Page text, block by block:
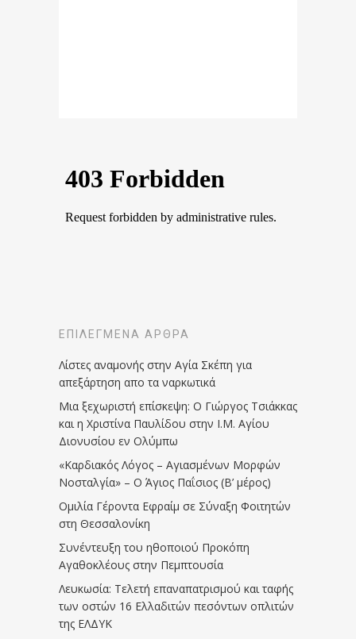
ΕΠΙΛΕΓΜΈΝΑ ΆΡΘΡΑ
Λίστες αναμονής στην Αγία Σκέπη για
απεξάρτηση απο τα ναρκωτικά
Μια ξεχωριστή επίσκεψη: Ο Γιώργος Τσιάκκας
και η Χριστίνα Παυλίδου στην Ι.Μ. Αγίου
Διονυσίου εν Ολύμπω
«Καρδιακός Λόγος – Αγιασμένων Μορφών
Νοσταλγία» – Ο Άγιος Παΐσιος (Β’ μέρος)
Ομιλία Γέροντα Εφραίμ σε Σύναξη Φοιτητών
στη Θεσσαλονίκη
Συνέντευξη του ηθοποιού Προκόπη
Αγαθοκλέους στην Πεμπτουσία
Λευκωσία: Τελετή επαναπατρισμού και ταφής
των οστών 16 Ελλαδιτών πεσόντων οπλιτών
της ΕΛΔΥΚ